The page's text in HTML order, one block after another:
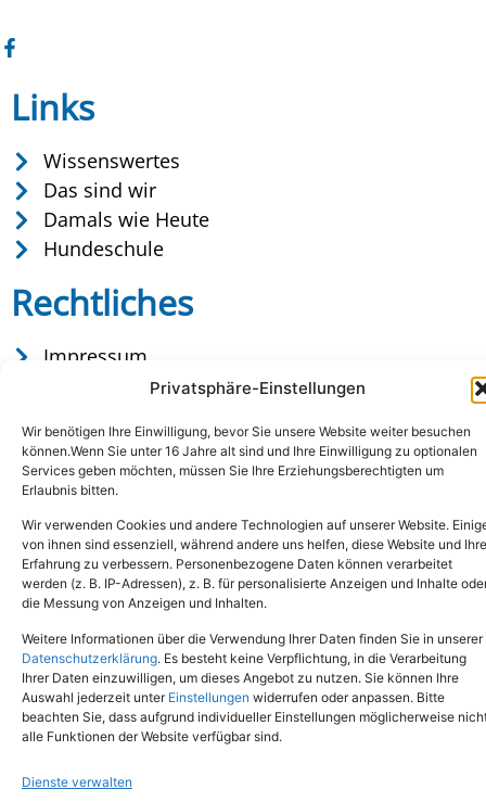
Privatsphäre-Einstellungen
Wir benötigen Ihre Einwilligung, bevor Sie unsere Website weiter besuchen
können.Wenn Sie unter 16 Jahre alt sind und Ihre Einwilligung zu optionalen
Services geben möchten, müssen Sie Ihre Erziehungsberechtigten um
Erlaubnis bitten.
Wir verwenden Cookies und andere Technologien auf unserer Website.
von ihnen sind essenziell, während andere uns helfen, diese Website und Ihre
Erfahrung zu verbessern. Personenbezogene Daten können verarbeitet
werden (z. B. IP-Adressen), z. B. für personalisierte Anzeigen und Inhalte
die Messung von Anzeigen und Inhalten.
Weitere Informationen über die Verwendung Ihrer Daten finden Sie in unserer
Datenschutzerklärung. Es besteht keine Verpflichtung, in die Verarbeitung
Ihrer Daten einzuwilligen, um dieses Angebot zu nutzen. Sie können Ihre
Auswahl jederzeit unter Einstellungen widerrufen oder anpassen. Bitte
beachten Sie, dass aufgrund individueller Einstellungen möglicherweise
alle Funktionen der Website verfügbar sind.
Dienste verwalten
Links
Wissenswertes
Das sind wir
Damals wie Heute
Hundeschule
Rechtliches
Impressum
Datenschutz
Copyright © 2024. Alle Rechte vorbehalten.
Tel.: (02651) - 77438info@tierheim-mayen.de
In der Pluns 1, 56727 Mayen